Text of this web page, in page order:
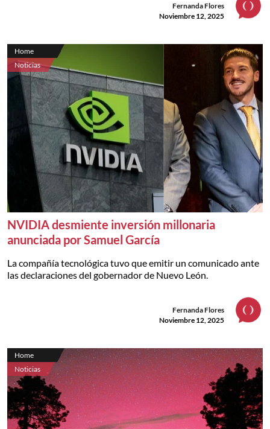
Fernanda Flores
Noviembre 12, 2025
Home
Noticias
NVIDIA desmiente inversión millonaria
anunciada por Samuel García
La compañía tecnológica tuvo que emitir un comunicado ante
las declaraciones del gobernador de Nuevo León.
Fernanda Flores
Noviembre 12, 2025
Home
Noticias